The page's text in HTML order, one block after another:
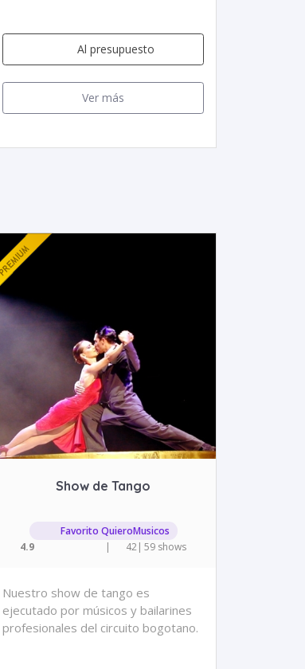
Al presupuesto
Ver más
Show de Tango
Favorito QuieroMusicos
4.9
| 42| 59 shows
Nuestro show de tango es
ejecutado por músicos y bailarines
profesionales del circuito bogotano.